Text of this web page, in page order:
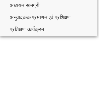
अध्ययन सामग्री
अनुवादकक प्रमाणन एवं प्रशिक्षण
प्रशिक्षण कार्यक्रम